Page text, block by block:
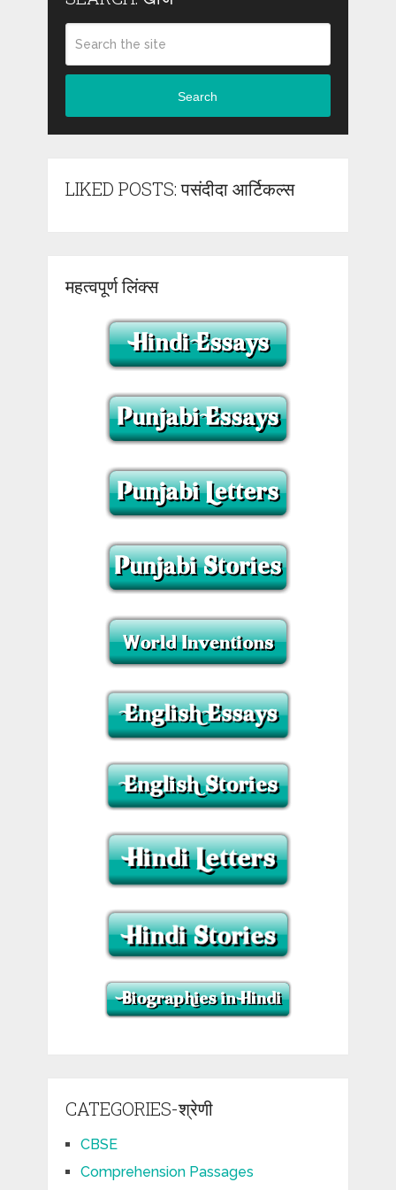
Search
LIKED POSTS: पसंदीदा आर्टिकल्स
महत्वपूर्ण लिंक्स
CATEGORIES-श्रेणी
CBSE
Comprehension Passages